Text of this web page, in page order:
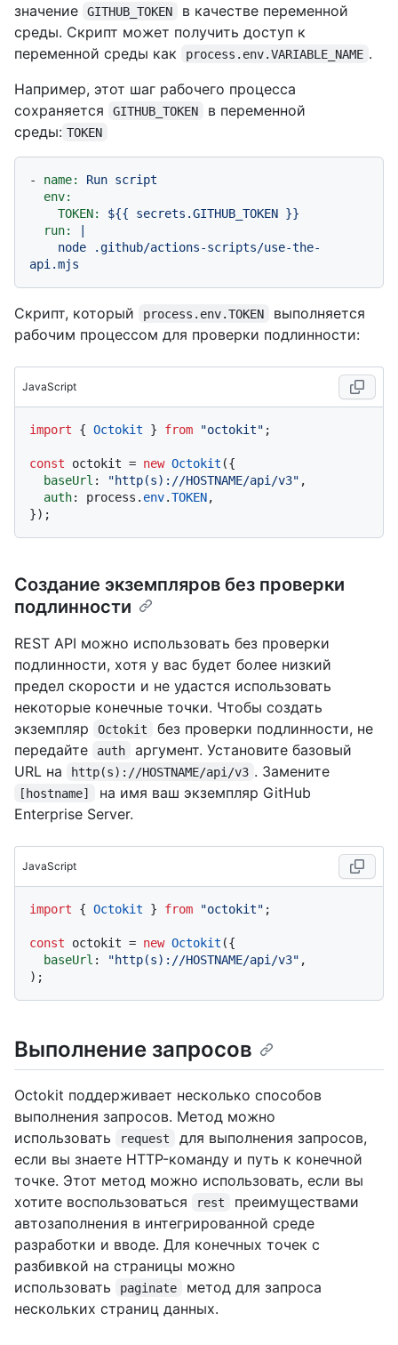
значение
GITHUB_TOKEN
в качестве переменной
среды. Скрипт может получить доступ к
переменной среды как
process.env.VARIABLE_NAME .
Например, этот шаг рабочего процесса
сохраняется
GITHUB_TOKEN
в переменной
среды: TOKEN
- name: Run script
env:
TOKEN:
${{ secrets.GITHUB_TOKEN }}
run:
|
Скрипт, который process.env.TOKEN
выполняется
рабочим процессом для проверки подлинности:
JavaScript
import { Octokit } from "octokit" ;
const octokit = new Octokit ({
baseUrl : "http(s)://HOSTNAME/api/v3" ,
auth: process. env.TOKEN,
Создание экземпляров без проверки
подлинности
REST API можно использовать без проверки
подлинности, хотя у вас будет более низкий
предел скорости и не удастся использовать
некоторые конечные точки. Чтобы создать
экземпляр
Octokit
без проверки подлинности, не
передайте
auth
аргумент. Установите базовый
URL на
http(s)://HOSTNAME/api/v3 . Замените
[hostname]
на имя ваш экземпляр GitHub
Enterprise Server.
JavaScript
import { Octokit } from "octokit" ;
const octokit = new Octokit ({
baseUrl : "http(s)://HOSTNAME/api/v3" ,
Выполнение запросов
Octokit поддерживает несколько способов
выполнения запросов. Метод можно
использовать
request
для выполнения запросов,
если вы знаете HTTP-команду и путь к конечной
точке. Этот метод можно использовать, если вы
хотите воспользоваться
rest
преимуществами
автозаполнения в интегрированной среде
разработки и вводе. Для конечных точек с
разбивкой на страницы можно
использовать
paginate
метод для запроса
нескольких страниц данных.